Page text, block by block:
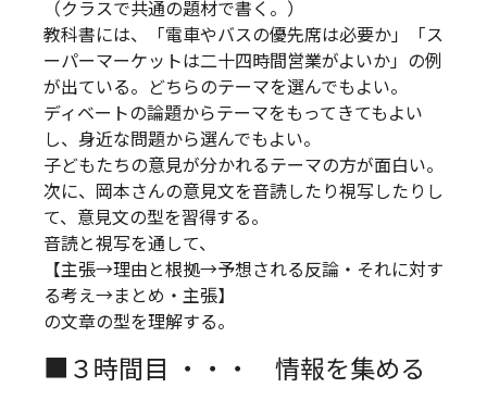
（クラスで共通の題材で書く。）
教科書には、「電車やバスの優先席は必要か」「ス
ーパーマーケットは二十四時間営業がよいか」の例
が出ている。どちらのテーマを選んでもよい。
ディベートの論題からテーマをもってきてもよい
し、身近な問題から選んでもよい。
子どもたちの意見が分かれるテーマの方が面白い。
次に、岡本さんの意見文を音読したり視写したりし
て、意見文の型を習得する。
音読と視写を通して、
【主張→理由と根拠→予想される反論・それに対す
る考え→まとめ・主張】
の文章の型を理解する。
■３時間目 ・・・ 情報を集める